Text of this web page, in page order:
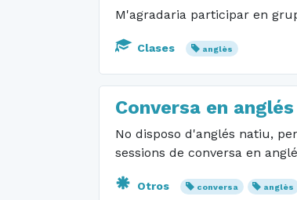
M'agradaria participar en
Clases anglès
Conversa en anglés
No disposo d'anglés natiu,
sessions de conversa en
Otros conversa anglès